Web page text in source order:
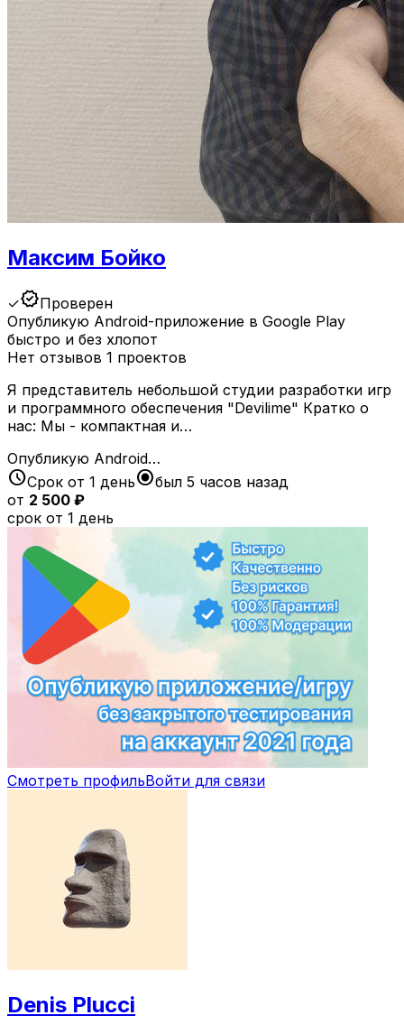
Максим Бойко
✓verifiedПроверен
Опубликую Android-приложение в Google Play
быстро и без хлопот
Нет отзывов 1 проектов
Я представитель небольшой студии разработки игр
и программного обеспечения "Devilime" Кратко о
нас: Мы - компактная и…
Опубликую Android…
scheduleСрок от 1 деньradio_button_checkedбыл 5 часов назад
от 2 500 ₽
срок от 1 день
Смотреть профильВойти для связи
Denis Plucci